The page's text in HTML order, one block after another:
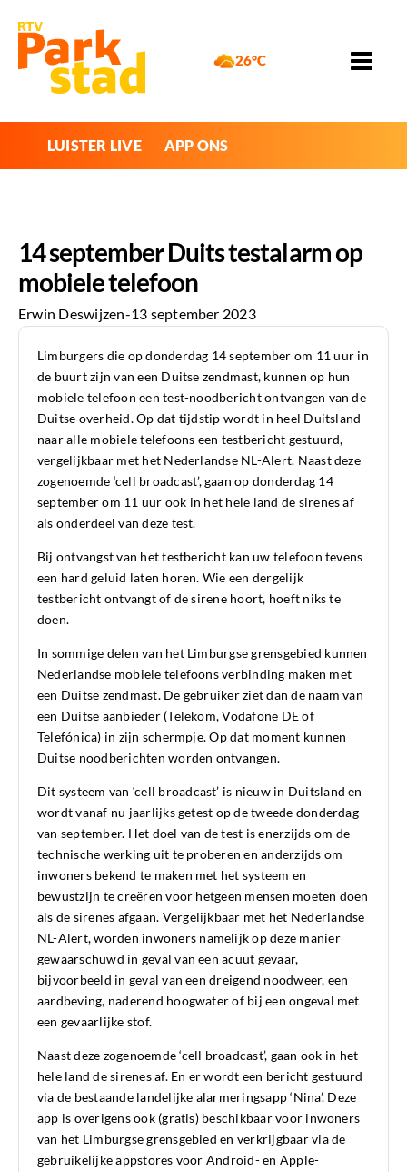
26°C
LUISTER LIVE APP ONS
14 september Duits testalarm op
mobiele telefoon
Erwin Deswijzen-13 september 2023
Limburgers die op donderdag 14 september om 11 uur in
de buurt zijn van een Duitse zendmast, kunnen op hun
mobiele telefoon een test-noodbericht ontvangen van de
Duitse overheid. Op dat tijdstip wordt in heel Duitsland
naar alle mobiele telefoons een testbericht gestuurd,
vergelijkbaar met het Nederlandse NL-Alert. Naast deze
zogenoemde ‘cell broadcast’, gaan op donderdag 14
september om 11 uur ook in het hele land de sirenes af
als onderdeel van deze test.
Bij ontvangst van het testbericht kan uw telefoon tevens
een hard geluid laten horen. Wie een dergelijk
testbericht ontvangtof de sirene hoort, hoeft niks te
doen.
In sommige delen van het Limburgse grensgebied kunnen
Nederlandse mobiele telefoons verbinding maken met
een Duitse zendmast. De gebruiker ziet dan de naam van
een Duitse aanbieder (Telekom, Vodafone DE of
Telefónica) in zijn schermpje. Op dat moment kunnen
Duitse noodberichten worden ontvangen.
Dit systeem van ‘cell broadcast’ is nieuw in Duitsland en
wordt vanaf nu jaarlijksgetest op de tweede donderdag
van september. Het doel van de test is enerzijds om de
technische werking uit te proberen en anderzijds om
inwoners bekend te maken met het systeem en
bewustzijn te creëren voor hetgeen mensen moeten doen
als de sirenes afgaan. Vergelijkbaar met het Nederlandse
NL-Alert,worden inwoners namelijkop deze manier
gewaarschuwd in geval van een acuut gevaar,
bijvoorbeeld in geval van een dreigend noodweer, een
aardbeving, naderend hoogwater of bij een ongeval met
een gevaarlijke stof.
Naast deze zogenoemde‘cell broadcast’, gaan ook in het
hele land de sirenes af. En er wordt een bericht gestuurd
via de bestaande landelijke alarmeringsapp‘Nina’. Deze
app is overigens ook (gratis) beschikbaar voor inwoners
van het Limburgse grensgebied en verkrijgbaar via de
gebruikelijke appstores voor Android- en Apple-